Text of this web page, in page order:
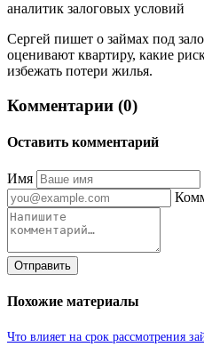
аналитик залоговых условий
Сергей пишет о займах под
оценивают квартиру, какие
избежать потери жилья.
Комментарии (0)
Оставить комментарий
Имя
Отправить
Похожие материалы
Что влияет на срок рассмотрения